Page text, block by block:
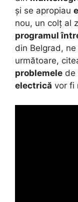
și se apropiau
nou, un colț al
programul
din Belgrad,
următoare,
problemele de
electrică vor fi